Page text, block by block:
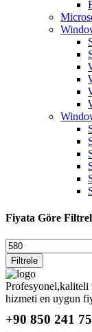
Fiyata Göre
En
düşük
fiyat
Filtrele
Profesyonel,kaliteli
hizmeti en uygun
+90 850 241